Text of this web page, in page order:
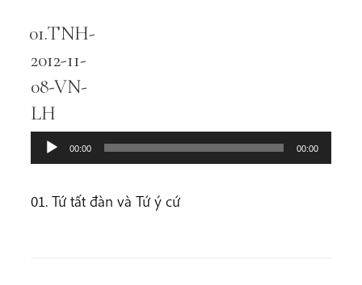
01.TNH-
2012-11-
08-VN-
LH
00:00 00:00
01. Tứ tất đàn và Tứ ý cứ